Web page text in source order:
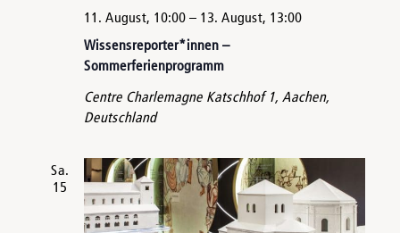
Wissensreporter*innen –
Sommerferienprogramm
11. August, 10:00– 13. August, 13:00
Centre Charlemagne Katschhof 1, Aachen,
Deutschland
Sa.
15